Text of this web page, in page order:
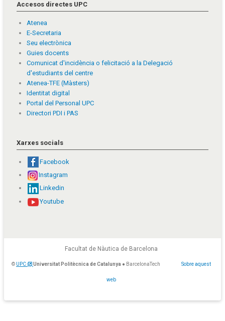
Accesos directes UPC
Atenea
E-Secretaria
Seu electrònica
Guies docents
Comunicat d'incidència o felicitació a la Delegació
d'estudiants del centre
Atenea-TFE (Màsters)
Identitat digital
Portal del Personal UPC
Directori PDI i PAS
Xarxes socials
Facebook
Instagram
Linkedin
Youtube
Facultat de Nàutica de Barcelona
© UPC Universitat Politècnica de Catalunya ● BarcelonaTech Sobre aquest
web